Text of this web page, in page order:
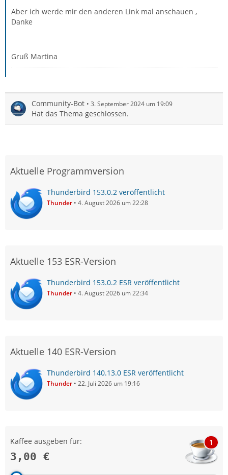
Aber ich werde mir den anderen Link mal anschauen ,
Danke
Gruß Martina
Community-Bot 3. September 2024 um 19:09
Hat das Thema geschlossen.
Aktuelle Programmversion
Thunderbird 153.0.2 veröffentlicht
Thunder 4. August 2026 um 22:28
Aktuelle 153 ESR-Version
Thunderbird 153.0.2 ESR veröffentlicht
Thunder 4. August 2026 um 22:34
Aktuelle 140 ESR-Version
Thunderbird 140.13.0 ESR veröffentlicht
Thunder 22. Juli 2026 um 19:16
Kaffee ausgeben für:
3,00 €
1